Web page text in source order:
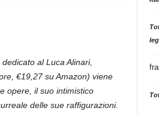
al Luca Alinari,
€19,27 su Amazon) viene
opere, il suo intimistico
delle sue raffigurazioni.